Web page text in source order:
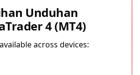
Unduhan
4 (MT4)
across devices: